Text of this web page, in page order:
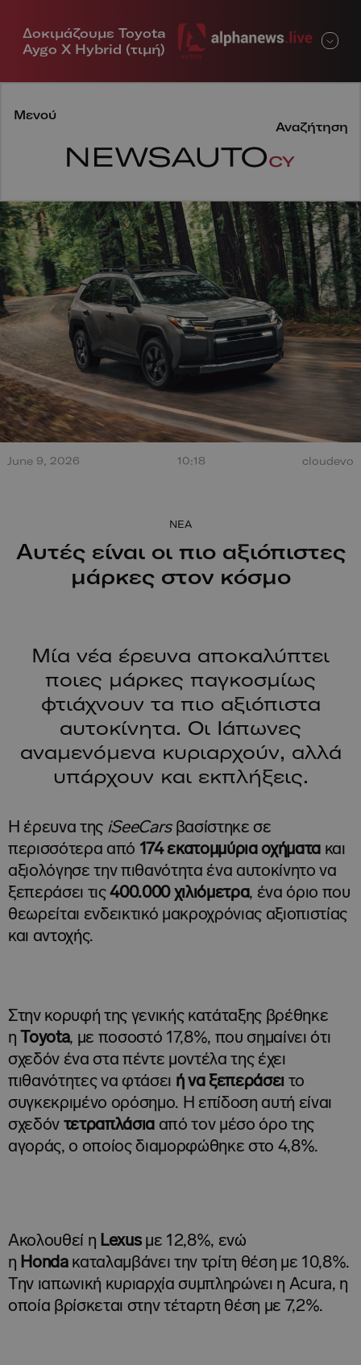
Δοκιμάζουμε Toyota
Aygo X Hybrid (τιμή)
Μενού
Αναζήτηση
Μενού
Τεράστια έκρηξη από
σύγκρουση στο Misano.
Ο οδηγός βγαίνει
100
June 9, 2026 10:18 cloudevo
Αυτές είναι οι πιο αξιόπιστες
μάρκες στον κόσμο
NEA
Μία νέα έρευνα αποκαλύπτει
ποιες μάρκες παγκοσμίως
φτιάχνουν τα πιο αξιόπιστα
αυτοκίνητα. Οι Ιάπωνες
αναμενόμενα κυριαρχούν, αλλά
υπάρχουν και εκπλήξεις.
Η έρευνα της iSeeCarsβασίστηκε σε
περισσότερα από 174 εκατομμύρια οχήματα και
αξιολόγησε την πιθανότητα ένα αυτοκίνητο να
ξεπεράσει τις400.000 χιλιόμετρα, ένα όριο που
θεωρείται ενδεικτικό μακροχρόνιας αξιοπιστίας
και αντοχής.
Στην κορυφή της γενικής κατάταξης βρέθηκε
η Toyota, με ποσοστό 17,8%, που σημαίνει ότι
σχεδόν ένα στα πέντε μοντέλα της έχει
πιθανότητες να φτάσει ή να ξεπεράσει το
συγκεκριμένο ορόσημο. Η επίδοση αυτή είναι
σχεδόν τετραπλάσια από τον μέσο όρο της
αγοράς, ο οποίος διαμορφώθηκε στο 4,8%.
Ακολουθεί η Lexusμε 12,8%, ενώ
η Hondaκαταλαμβάνει την τρίτη θέση με 10,8%.
Την ιαπωνική κυριαρχία συμπληρώνει η Acura, η
οποία βρίσκεται στην τέταρτη θέση με 7,2%.